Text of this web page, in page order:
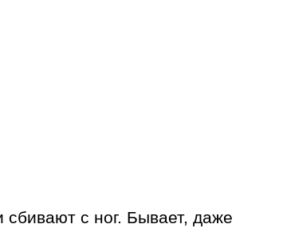
сбивают с ног. Бывает, даже